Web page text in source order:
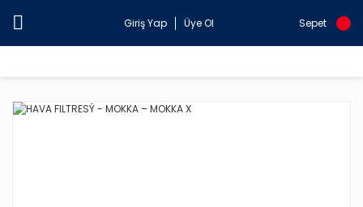
Giriş Yap Üye Ol Sepet